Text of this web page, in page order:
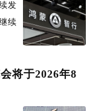
发
续
将于2026年8